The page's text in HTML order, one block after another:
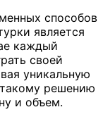
способов
является
каждый
своей
уникальную
решению
и объем.